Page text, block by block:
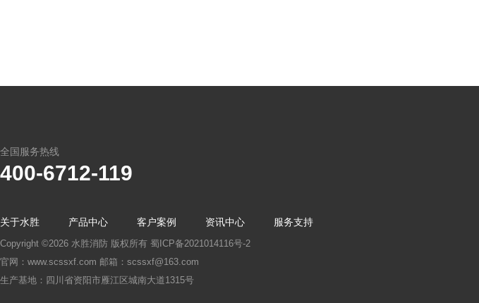
全国服务热线
400-6712-119
关于水胜 产品中心 客户案例 资讯中心 服务支持
Copyright ©2026 水胜消防 版权所有 蜀ICP备2021014116号-2
官网：www.scssxf.com 邮箱：scssxf@163.com
生产基地：四川省资阳市雁江区城南大道1315号